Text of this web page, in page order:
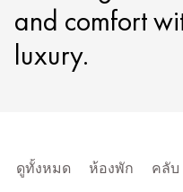
and comfort
luxury.
ดูทั้งหมด ห้องพัก คลับ